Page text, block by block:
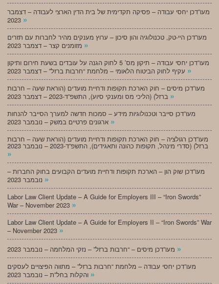
מעו”דכן יחסי עבודה – פסיקה תקדימית של בית הדין הארצי לעבודה – דצמבר
»
מעו”דכן היי-טק, טכנולוגיה והון סיכון – ערוץ מענקים מהיר לחברות עם תזרים
»
מעו”דכן יחסי עבודה – תיקון מס’ 5 לחוק הגנה על עובדים בשעת חירום ותיקון
»
מעו”דכן מיסים – חוק הארכת תקופות ודחיית מועדים (הוראת שעה – חרבות
»
מעו”דכן סייבר וטכנולוגיות מידע – סמכות חדשה למערך הסייבר להנחות
»
מעו”דכן רגולציה – חוק הארכת תקופות ודחיית מועדים (הוראת שעה – חרבות
ברזל) (סדרי מינהל, תקופות כהונה ותאגידים), התשפ”ד-2023 – נובמבר 2023
»
מעו”דכן שוק הון – הארכת תקופות ודחיית מועדים הקבועים בחוק החברות –
»
Labor Law Client Update – A Guide for Employers III – “Iron Swords”
War – November 2023 »
Labor Law Client Update – A Guide for Employers II – “Iron Swords” War
– November 2023 »
»
מעו”דכן יחסי עבודה – מלחמת “חרבות ברזל” – מתווה הפיצויים לעסקים
»